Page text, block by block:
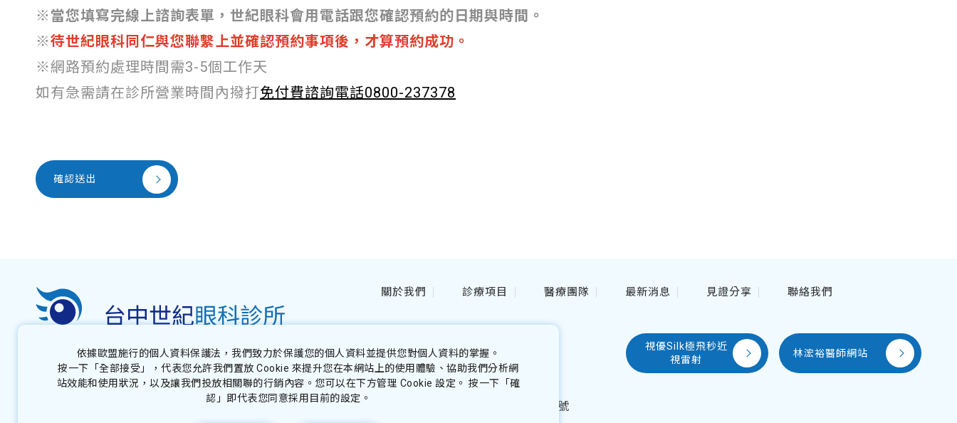
※ 當您填寫完線上諮詢表單，世紀眼科會用電話跟您確認預約的日期與時間。
※待世紀眼科同仁與您聯繫上並確認預約事項後，才算預約成功。
※網路預約處理時間需3-5個工作天
如有急需請在診所營業時間內撥打免付費諮詢電話0800-237378
確認送出
即時預約
關於我們 診療項目 醫療團隊 最新消息 見證分享 聯絡我們
Tel.04-23237378
近視雷射諮詢. 0800-237378
404台中市北區英才路380-2號
視優Silk極飛秒近
視雷射
林浤裕醫師網站
依據歐盟施行的個人資料保護法，我們致力於保護您的個人資料並提供您對個人資料的掌握。
按一下「全部接受」，代表您允許我們置放 Cookie 來提升您在本網站上的使用體驗、協助我們分析網
站效能和使用狀況，以及讓我們投放相關聯的行銷內容。您可以在下方管理 Cookie 設定。 按一下「確
認」即代表您同意採用目前的設定。